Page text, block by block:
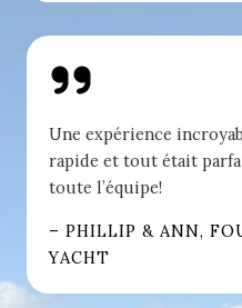
Une expérience
rapide et tout était
toute l’équipe!
– PHILLIP & ANN,
YACHT